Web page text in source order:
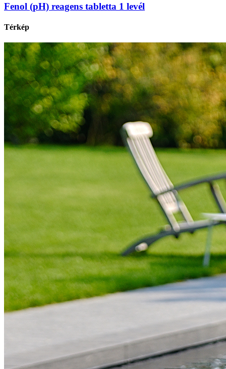
Fenol (pH) reagens tabletta 1 levél
Térkép